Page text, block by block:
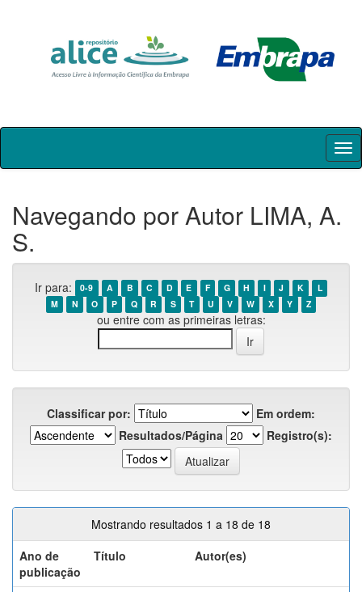
Skip
Navegando por Autor LIMA, A.
S.
Ir para: 0-9 A B C D E F G H I J K
L
M
N O P Q R S T U V W X Y Z
ou entre com as primeiras letras:
Classificar por:
Em ordem:
Resultados/Página
Registro(s):
Mostrando resultados 1 a 18 de 18
Ano de
publicação
Título Autor(es)